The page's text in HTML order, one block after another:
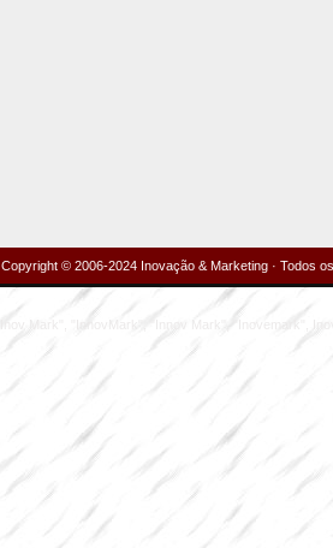
Copyright © 2006-2024 Inovação & Marketing · Todos